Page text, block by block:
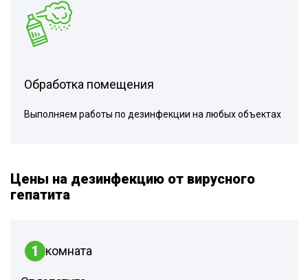
Обработка помещения
Выполняем работы по дезинфекции на любых объектах
Цены на дезинфекцию от вирусного
гепатита
1 комната